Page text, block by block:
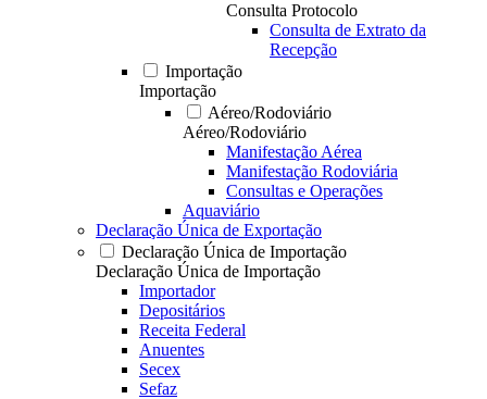
Consulta Protocolo
Consulta de Extrato da
Recepção
Importação
Importação
Aéreo/Rodoviário
Aéreo/Rodoviário
Manifestação Aérea
Manifestação Rodoviária
Consultas e Operações
Aquaviário
Declaração Única de Exportação
Declaração Única de Importação
Declaração Única de Importação
Importador
Depositários
Receita Federal
Anuentes
Secex
Sefaz